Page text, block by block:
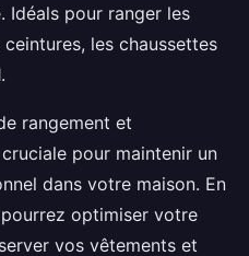
Idéals pour ranger les
les chaussettes
rangement et
pour maintenir un
dans votre maison. En
optimiser votre
vos vêtements et